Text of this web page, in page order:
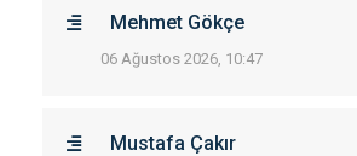
Mehmet Gökçe
06 Ağustos 2026, 10:47
Mustafa Çakır